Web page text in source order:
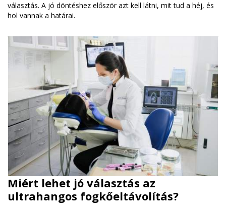
választás. A jó döntéshez először azt kell látni, mit tud a héj, és
hol vannak a határai.
Miért lehet jó választás az
ultrahangos fogkőeltávolítás?